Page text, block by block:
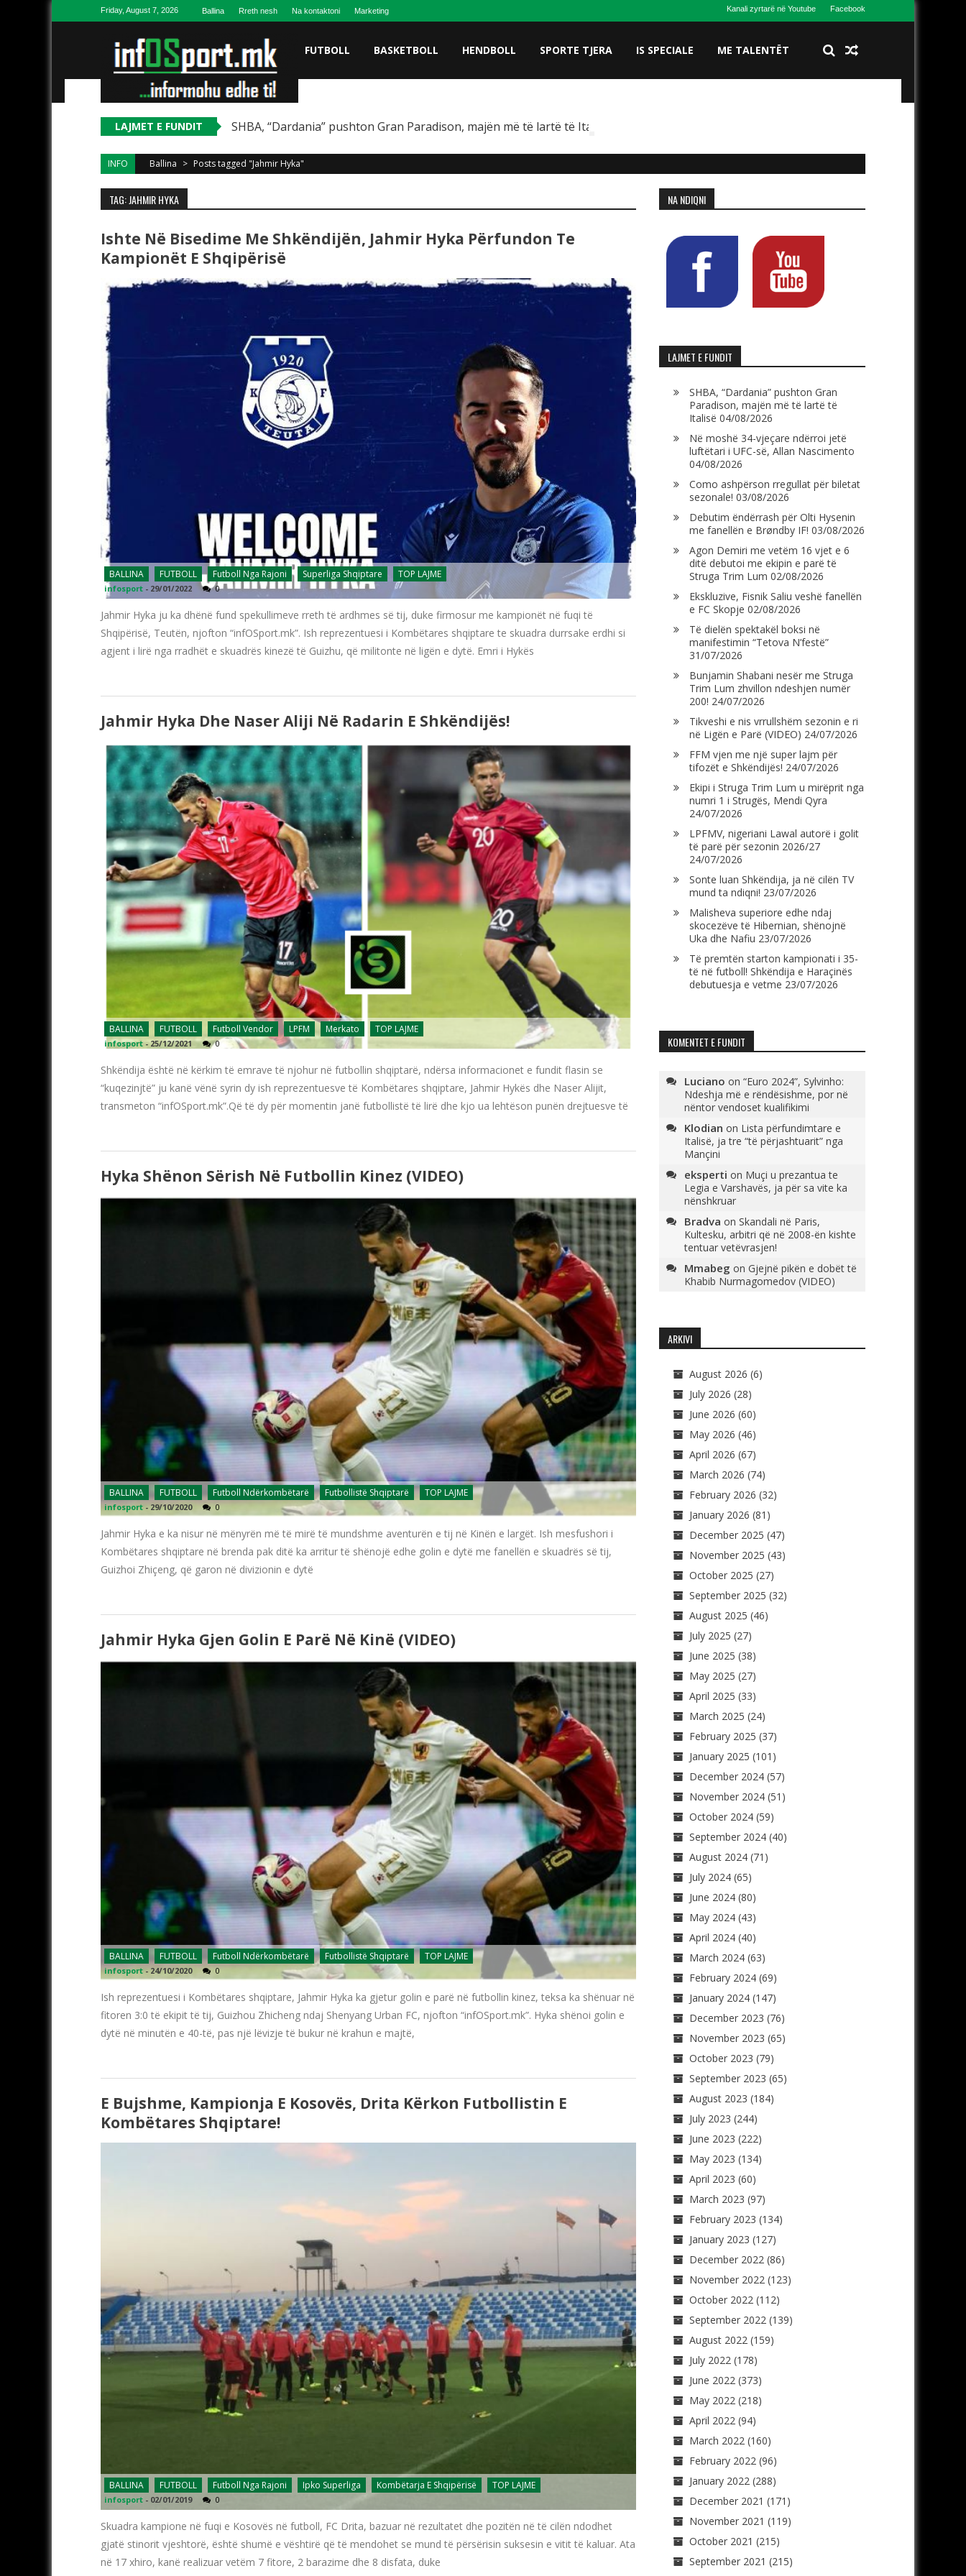
Skip to contentFriday, August 7, 2026 Ballina Rreth nesh Na kontaktoni Marketing Kanali zyrtarë në Youtube Facebook
FUTBOLL BASKETBOLL HENDBOLL SPORTE TJERA IS SPECIALE ME TALENTËT
LAJMET E FUNDIT SHBA, “Dardania” pushton Gran Paradison, majën më të lartë të Italisë
INFO Ballina > Posts tagged "Jahmir Hyka"
TAG: JAHMIR HYKA
Ishte Në Bisedime Me Shkëndijën, Jahmir Hyka Përfundon Te
Kampionët E Shqipërisë
BALLINA FUTBOLL Futboll Nga Rajoni Superliga Shqiptare TOP LAJME
infosport - 29/01/2022 0
Jahmir Hyka ju ka dhënë fund spekullimeve rreth të ardhmes së tij, duke firmosur me kampionët në fuqi të
Shqipërisë, Teutën, njofton “infOSport.mk”. Ish reprezentuesi i Kombëtares shqiptare te skuadra durrsake erdhi si
agjent i lirë nga rradhët e skuadrës kinezë të Guizhu, që militonte në ligën e dytë. Emri i Hykës
Jahmir Hyka Dhe Naser Aliji Në Radarin E Shkëndijës!
BALLINA FUTBOLL Futboll Vendor LPFM Merkato TOP LAJME
infosport -25/12/2021 0
Shkëndija është në kërkim të emrave të njohur në futbollin shqiptarë, ndërsa informacionet e fundit flasin se
“kuqezinjtë” ju kanë vënë syrin dy ish reprezentuesve të Kombëtares shqiptare, Jahmir Hykës dhe Naser Alijit,
transmeton “infOSport.mk”.Që të dy për momentin janë futbollistë të lirë dhe kjo ua lehtëson punën drejtuesve të
Hyka Shënon Sërish Në Futbollin Kinez (VIDEO)
BALLINA FUTBOLL Futboll Ndërkombëtarë Futbollistë Shqiptarë TOP LAJME
infosport -29/10/2020 0
Jahmir Hyka e ka nisur në mënyrën më të mirë të mundshme aventurën e tij në Kinën e largët. Ish mesfushori i
Kombëtares shqiptare në brenda pak ditë ka arritur të shënojë edhe golin e dytë me fanellën e skuadrës së tij,
Guizhoi Zhiçeng, që garon në divizionin e dytë
Jahmir Hyka Gjen Golin E Parë Në Kinë (VIDEO)
BALLINA FUTBOLL Futboll Ndërkombëtarë Futbollistë Shqiptarë TOP LAJME
infosport -24/10/2020 0
Ish reprezentuesi i Kombëtares shqiptare, Jahmir Hyka ka gjetur golin e parë në futbollin kinez, teksa ka shënuar në
fitoren 3:0 të ekipit të tij, Guizhou Zhicheng ndaj Shenyang Urban FC, njofton “infOSport.mk”. Hyka shënoi golin e
dytë në minutën e 40-të, pas një lëvizje të bukur në krahun e majtë,
E Bujshme, Kampionja E Kosovës, Drita Kërkon Futbollistin E
Kombëtares Shqiptare!
BALLINA FUTBOLL Futboll Nga Rajoni Ipko Superliga Kombëtarja E Shqipërisë TOP LAJME
infosport - 02/01/2019 0
Skuadra kampione në fuqi e Kosovës në futboll, FC Drita, bazuar në rezultatet dhe pozitën në të cilën ndodhet
gjatë stinorit vjeshtorë, është shumë e vështirë që të mendohet se mund të përsërisin suksesin e vitit të kaluar. Ata
në 17 xhiro, kanë realizuar vetëm 7 fitore, 2 barazime dhe 8 disfata, duke
NA NDIQNI
LAJMET E FUNDIT
SHBA, “Dardania” pushton Gran
Paradison, majën më të lartë të
Italisë 04/08/2026
Në moshë 34-vjeçare ndërroi jetë
luftëtari i UFC-së, Allan Nascimento
04/08/2026
Como ashpërson rregullat për biletat
sezonale! 03/08/2026
Debutim ëndërrash për Olti Hysenin
me fanellën e Brøndby IF! 03/08/2026
Agon Demiri me vetëm 16 vjet e 6
ditë debutoi me ekipin e parë të
Struga Trim Lum 02/08/2026
Ekskluzive, Fisnik Saliu veshë fanellën
e FC Skopje 02/08/2026
Të dielën spektakël boksi në
manifestimin “Tetova N’festë”
31/07/2026
Bunjamin Shabani nesër me Struga
Trim Lum zhvillon ndeshjen numër
200! 24/07/2026
Tikveshi e nis vrrullshëm sezonin e ri
në Ligën e Parë (VIDEO) 24/07/2026
FFM vjen me një super lajm për
tifozët e Shkëndijës! 24/07/2026
Ekipi i Struga Trim Lum u mirëprit nga
numri 1 i Strugës, Mendi Qyra
24/07/2026
LPFMV, nigeriani Lawal autorë i golit
të parë për sezonin 2026/27
24/07/2026
Sonte luan Shkëndija, ja në cilën TV
mund ta ndiqni! 23/07/2026
Malisheva superiore edhe ndaj
skocezëve të Hibernian, shënojnë
Uka dhe Nafiu 23/07/2026
Të premtën starton kampionati i 35-
të në futboll! Shkëndija e Haraçinës
debutuesja e vetme 23/07/2026
KOMENTET E FUNDIT
Luciano on “Euro 2024”, Sylvinho:
Ndeshja më e rëndësishme, por në
nëntor vendoset kualifikimi
Klodian on Lista përfundimtare e
Italisë, ja tre “të përjashtuarit” nga
Mançini
eksperti on Muçi u prezantua te
Legia e Varshavës, ja për sa vite ka
nënshkruar
Bradva on Skandali në Paris,
Kultesku, arbitri që në 2008-ën kishte
tentuar vetëvrasjen!
Mmabeg on Gjejnë pikën e dobët të
Khabib Nurmagomedov (VIDEO)
ARKIVI
August 2026 (6)
July 2026 (28)
June 2026 (60)
May 2026 (46)
April 2026 (67)
March 2026 (74)
February 2026 (32)
January 2026 (81)
December 2025 (47)
November 2025 (43)
October 2025 (27)
September 2025 (32)
August 2025 (46)
July 2025 (27)
June 2025 (38)
May 2025 (27)
April 2025 (33)
March 2025 (24)
February 2025 (37)
January 2025 (101)
December 2024(57)
November 2024(51)
October 2024(59)
September 2024(40)
August 2024(71)
July 2024(65)
June 2024(80)
May 2024(43)
April 2024(40)
March 2024(63)
February 2024(69)
January 2024(147)
December 2023 (76)
November 2023 (65)
October 2023 (79)
September 2023 (65)
August 2023 (184)
July 2023 (244)
June 2023 (222)
May 2023 (134)
April 2023 (60)
March 2023 (97)
February 2023 (134)
January 2023 (127)
December 2022(86)
November 2022(123)
October 2022(112)
September 2022(139)
August 2022(159)
July 2022(178)
June 2022(373)
May 2022(218)
April 2022(94)
March 2022(160)
February 2022(96)
January 2022(288)
December 2021 (171)
November 2021 (119)
October 2021 (215)
September 2021 (215)